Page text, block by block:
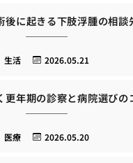
後に起きる下肢浮腫の相談
2026.05.21
生活
更年期の診察と病院選びの
2026.05.20
医療